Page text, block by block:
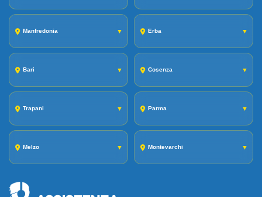
Manfredonia ▼ Erba ▼
Bari ▼ Cosenza ▼
Trapani ▼ Parma ▼
Melzo ▼ Montevarchi ▼